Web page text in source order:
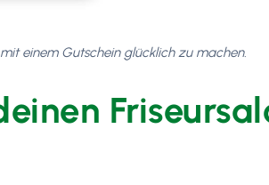
einem Gutschein glücklich zu machen.